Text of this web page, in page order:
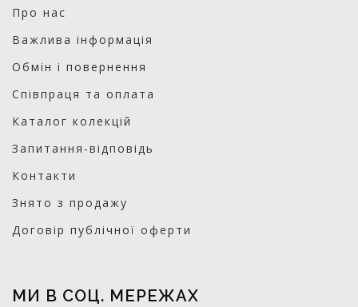
Про нас
Важлива інформація
Обмін і повернення
Співпраця та оплата
Каталог колекцій
Запитання-відповідь
Контакти
Знято з продажу
Договір публічної оферти
МИ В СОЦ. МЕРЕЖАХ